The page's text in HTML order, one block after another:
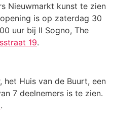
Nieuwmarkt kunst te zien
is op zaterdag 30
uur bij Il Sogno, The
19.
het Huis van de Buurt, een
7 deelnemers is te zien.
.